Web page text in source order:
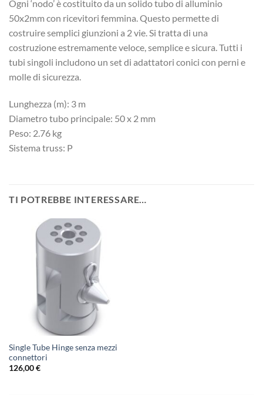
Ogni ‘nodo’ è costituito da un solido tubo di alluminio
50x2mm con ricevitori femmina. Questo permette di
costruire semplici giunzioni a 2 vie. Si tratta di una
costruzione estremamente veloce, semplice e sicura. Tutti i
tubi singoli includono un set di adattatori conici con perni e
molle di sicurezza.
Lunghezza (m): 3 m
Diametro tubo principale: 50 x 2 mm
Peso: 2.76 kg
Sistema truss: P
TI POTREBBE INTERESSARE…
Single Tube Hinge senza mezzi
connettori
126,00€